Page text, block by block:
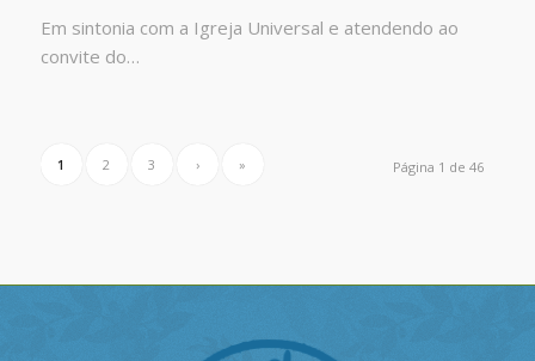
Em sintonia com a Igreja Universal e atendendo ao
convite do…
Página 1 de 46
1 2 3 › »